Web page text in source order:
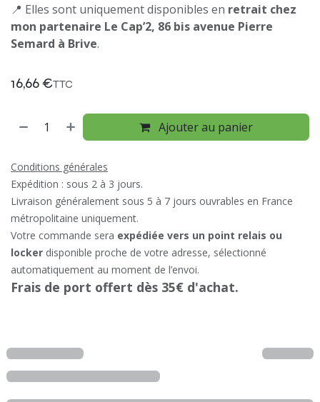
📍 Elles sont uniquement disponibles en retrait chez
mon partenaire Le Cap’2, 86 bis avenue Pierre
Semard à Brive.
16,66€TTC
Ajouter au panier
Conditions générales
Expédition : sous 2 à 3 jours.
Livraison généralement sous 5 à 7 jours ouvrables en France
métropolitaine uniquement.
Votre commande sera expédiée vers un point relais ou
locker disponible proche de votre adresse, sélectionné
automatiquement au moment de l’envoi.
Frais de port offert dès 35€ d'achat.